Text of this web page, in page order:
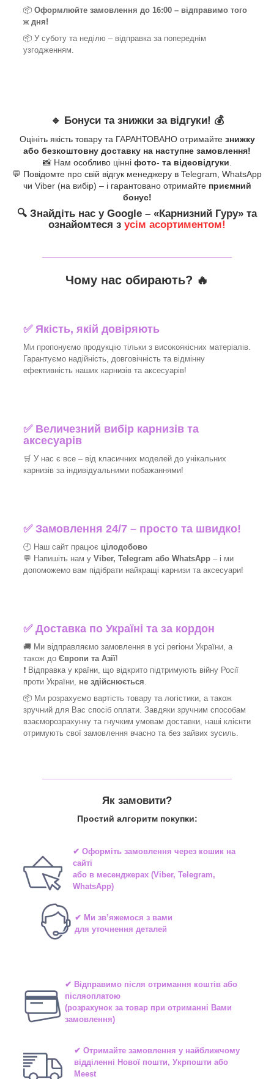
📦 Оформлюйте замовлення до 16:00 – відправимо того
ж дня!
📦 У суботу та неділю – відправка за попереднім
узгодженням.
🔹 Бонуси та знижки за відгуки! 💰
Оцініть якість товару та ГАРАНТОВАНО отримайте знижку
або безкоштовну доставку на наступне замовлення!
📸 Нам особливо цінні фото- та відеовідгуки.
💬 Повідомте про свій відгук менеджеру в Telegram, WhatsApp
чи Viber (на вибір) – і гарантовано отримайте приємний
бонус!
🔍 Знайдіть нас у Google – «Карнизний Гуру» та
ознайомтеся з усім асортиментом!
Чому нас обирають? 🔥
✅Якість, якій довіряють
Ми пропонуємо продукцію тільки з високоякісних матеріалів.
Гарантуємо надійність, довговічність та відмінну
ефективність наших карнизів та аксесуарів!​
✅ Величезний вибір карнизів та
аксесуарів
🛒 У нас є все – від класичних моделей до унікальних
карнизів за індивідуальними побажаннями!​
✅Замовлення 24/7 – просто та швидко!
🕘 Наш сайт працює цілодобово
💬 Напишіть нам у Viber, Telegram або WhatsApp – і ми
допоможемо вам підібрати найкращі карнизи та аксесуари!
✅Доставка по Україні та за кордон
🚚 Ми відправляємо замовлення в усі регіони України, а
також до Європи та Азії!
❗ Відправка у країни, що відкрито підтримують війну Росії
проти України, не здійснюється
📦 Ми розрахуємо вартість товару та логістики, а також
зручний для Вас спосіб оплати. Завдяки зручним способам
взаєморозрахунку та гнучким умовам доставки, наші клієнти
отримують свої замовлення вчасно та без зайвих зусиль.
Як замовити?
Простий алгоритм покупки:
✔ Оформіть замовлення через кошик на
сайті
або в месенджерах(Viber, Telegram,
WhatsApp)
✔ Ми зв’яжемося з вами
для уточнення деталей
✔ Відправимо після отримання коштів або
післяоплатою
(розрахунок за товар при отриманні Вами
замовлення)
✔ Отримайте замовлення у найближчому
відділенні Нової пошти, Укрпошти або
Meest